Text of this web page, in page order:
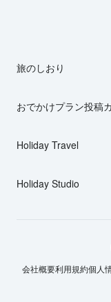
旅のしおり
おでかけプラン投稿
Holiday Travel
Holiday Studio
会社概要利用規約個人